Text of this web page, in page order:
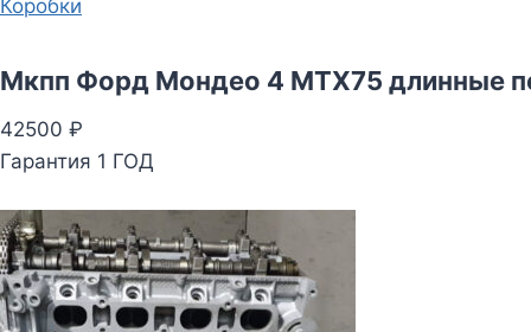
Коробки
Мкпп Форд Мондео 4 MTX75 длинные
42500 ₽
Гарантия 1 ГОД